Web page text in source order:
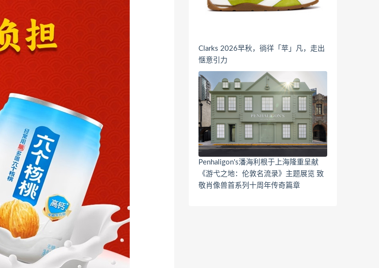
Clarks 2026早秋，徜徉「苹」凡，走出
惬意引力
Penhaligon's潘海利根于上海隆重呈献
《游弋之地：伦敦名流录》主题展览 致
敬肖像兽首系列十周年传奇篇章